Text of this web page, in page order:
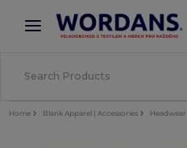
× Aplikace Wordans
Lepší ceny v aplikaci!
Home Blank Apparel | Accessories Headwear